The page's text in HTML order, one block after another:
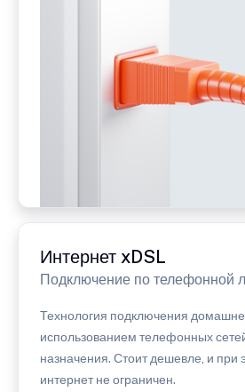
Интернет xDSL
Подключение по телефонной
Технология подключения
использованием телефонных
назначения. Стоит дешевле, и при
интернет не ограничен.